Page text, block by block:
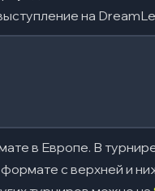
на
в Европе. В
с верхней и